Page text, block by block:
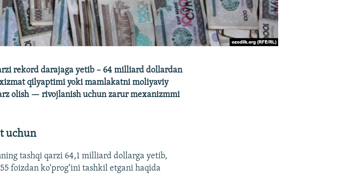
rekord darajaga yetib – 64 milliard dollardan
xizmat qilyaptimi yoki mamlakatni moliyaviy
olish — rivojlanish uchun zarur mexanizmmi
uchun
tashqi qarzi 64,1 milliard dollarga yetib,
foizdan ko‘prog‘ini tashkil etgani haqida